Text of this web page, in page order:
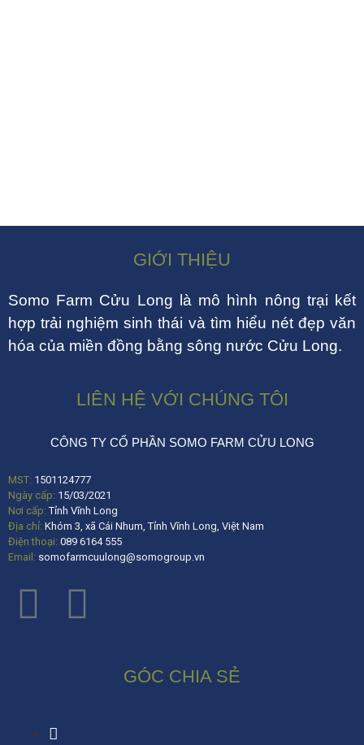
GIỚI THIỆU
Somo Farm Cửu Long là mô hình nông trại kết
hợp trải nghiệm sinh thái và tìm hiểu nét đẹp văn
hóa của miền đồng bằng sông nước Cửu Long.
LIÊN HỆ VỚI CHÚNG TÔI
CÔNG TY CỔ PHẦN SOMO FARM CỬU LONG
MST: 1501124777
Ngày cấp: 15/03/2021
Nơi cấp:Tỉnh Vĩnh Long
Địa chỉ: Khóm 3, xã Cái Nhum, Tỉnh Vĩnh Long, Việt Nam
Điện thoại: 089 6164 555
Email: somofarmcuulong@somogroup.vn
GÓC CHIA SẺ